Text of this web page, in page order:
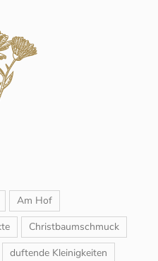
Am Hof
Christbaumschmuck
duftende Kleinigkeiten